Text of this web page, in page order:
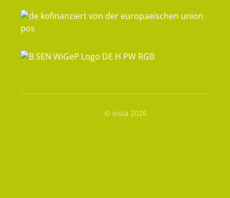
© vista 2026